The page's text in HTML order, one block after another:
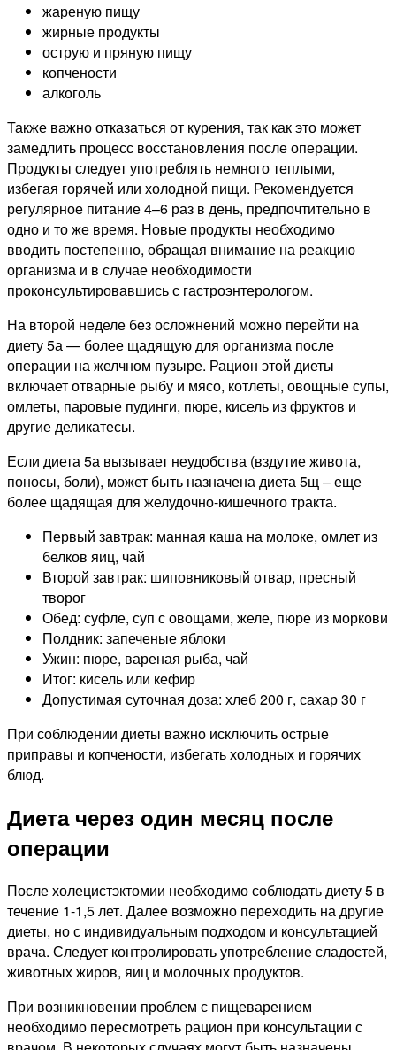
жареную пищу
жирные продукты
острую и пряную пищу
копчености
алкоголь
Также важно отказаться от курения, так как это может
замедлить процесс восстановления после операции.
Продукты следует употреблять немного теплыми,
избегая горячей или холодной пищи. Рекомендуется
регулярное питание 4–6 раз в день, предпочтительно в
одно и то же время. Новые продукты необходимо
вводить постепенно, обращая внимание на реакцию
организма и в случае необходимости
проконсультировавшись с гастроэнтерологом.
На второй неделе без осложнений можно перейти на
диету 5а — более щадящую для организма после
операции на желчном пузыре. Рацион этой диеты
включает отварные рыбу и мясо, котлеты, овощные супы,
омлеты, паровые пудинги, пюре, кисель из фруктов и
другие деликатесы.
Если диета 5а вызывает неудобства (вздутие живота,
поносы, боли), может быть назначена диета 5щ – еще
более щадящая для желудочно-кишечного тракта.
Первый завтрак: манная каша на молоке, омлет из
белков яиц, чай
Второй завтрак: шиповниковый отвар, пресный
творог
Обед: суфле, суп с овощами, желе, пюре из моркови
Полдник: запеченые яблоки
Ужин: пюре, вареная рыба, чай
Итог: кисель или кефир
Допустимая суточная доза: хлеб 200 г, сахар 30 г
При соблюдении диеты важно исключить острые
приправы и копчености, избегать холодных и горячих
блюд.
Диета через один месяц после
операции
После холецистэктомии необходимо соблюдать диету 5 в
течение 1-1,5 лет. Далее возможно переходить на другие
диеты, но с индивидуальным подходом и консультацией
врача. Следует контролировать употребление сладостей,
животных жиров, яиц и молочных продуктов.
При возникновении проблем с пищеварением
необходимо пересмотреть рацион при консультации с